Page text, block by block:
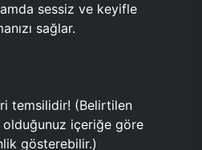
sessiz ve keyifle
sağlar.
temsilidir! (Belirtilen
olduğunuz içeriğe göre
gösterebilir.)